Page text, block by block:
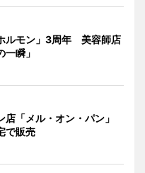
ルモン」3周年 美容師店
瞬」
「メル・オン・パン」
で販売